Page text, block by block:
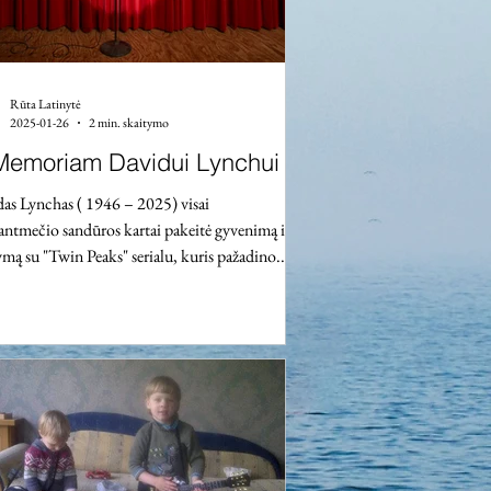
Davidui Lynchui
Lynchas ( 1946 – 2025) visai
sandūros kartai pakeitė gyvenimą ir
su "Twin Peaks" serialu, kuris pažadino...
Rūta Latinytė
2025-01-26
2 min. skaitymo